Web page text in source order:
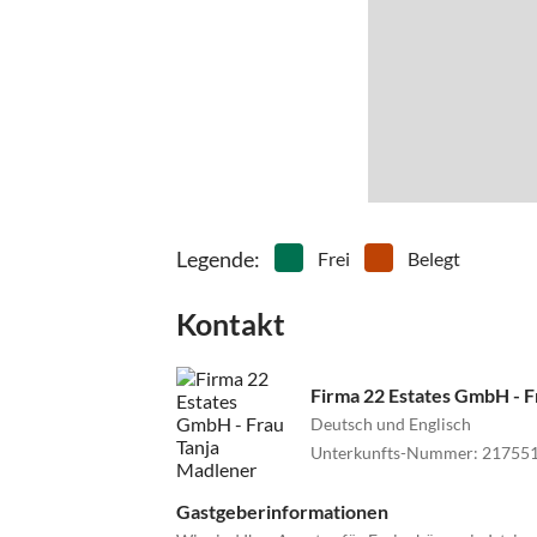
Legende: Frei Belegt
Kontakt
Firma 22 Estates GmbH -
Deutsch und Englisch
Unterkunfts-Nummer: 217551
Gastgeberinformationen